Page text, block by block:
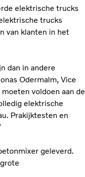
elektrische trucks
trucks
van klanten in het
dan in andere
Odermalm, Vice
voldoen aan de
elektrische
Prakijktesten en
geleverd.